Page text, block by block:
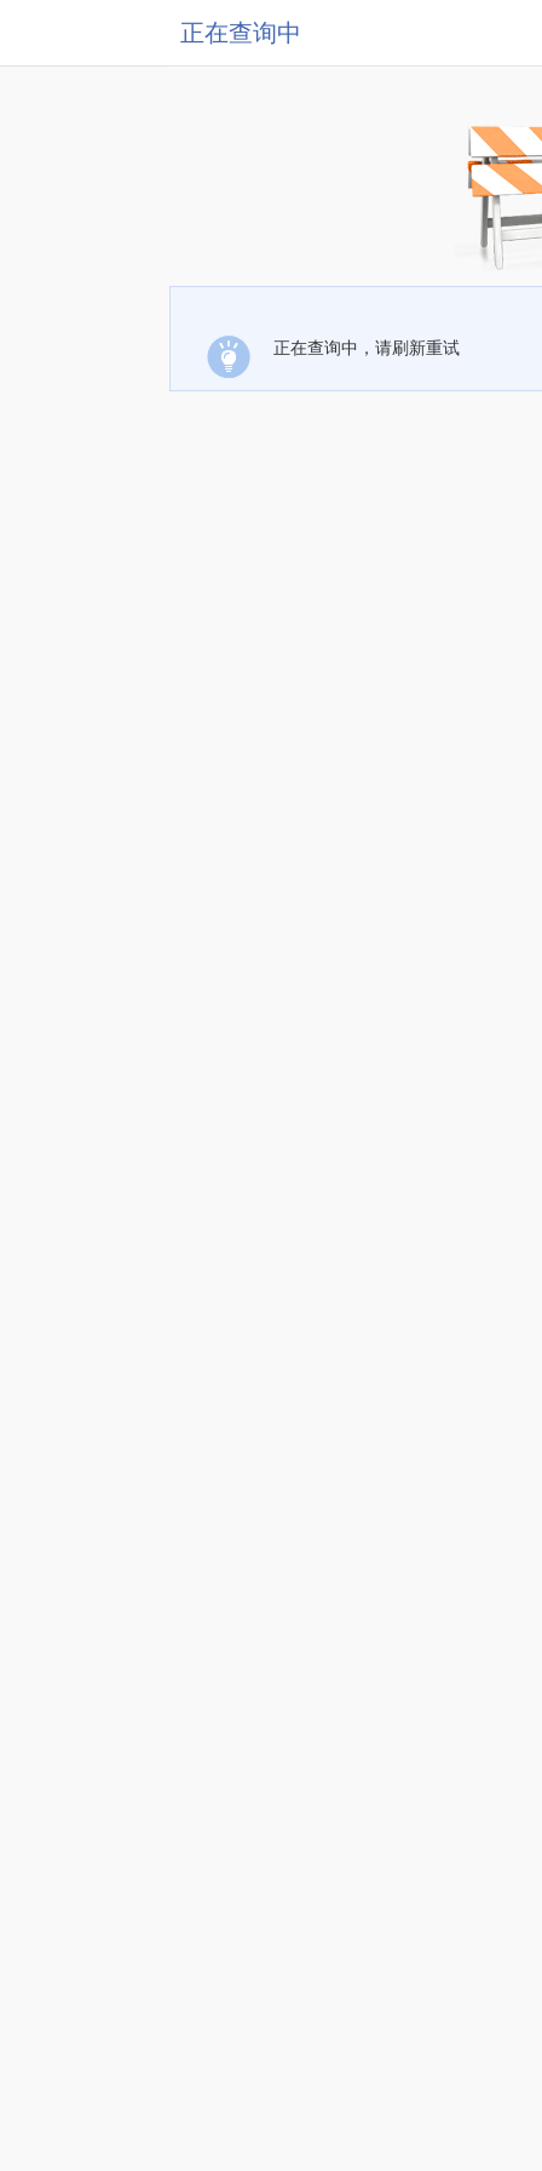
正在查询中
正在查询中，请刷新重试